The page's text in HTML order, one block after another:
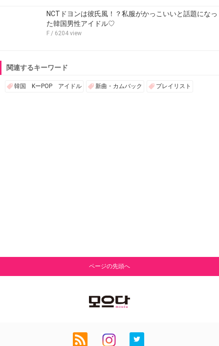
NCTドヨンは彼氏風！？私服がかっこいいと話題になっ
た韓国男性アイドル♡
F / 6204 view
関連するキーワード
韓国 KーPOP アイドル 新曲・カムバック プレイリスト
ページの先頭へ